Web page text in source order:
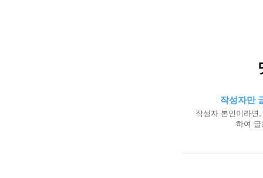
작성자만
작성자 본인이라면
하여